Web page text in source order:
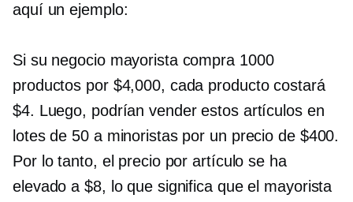
aquí un ejemplo:
Si su negocio mayorista compra 1000
productos por $4,000, cada producto costará
$4. Luego, podrían vender estos artículos en
lotes de 50 a minoristas por un precio de $400.
Por lo tanto, el precio por artículo se ha
elevado a $8, lo que significa que el mayorista